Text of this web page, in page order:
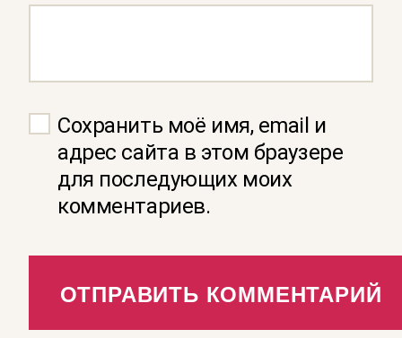
Сохранить моё имя, email и
адрес сайта в этом браузере
для последующих моих
комментариев.